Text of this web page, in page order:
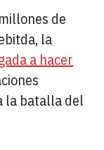
de
la
a hacer
la batalla del